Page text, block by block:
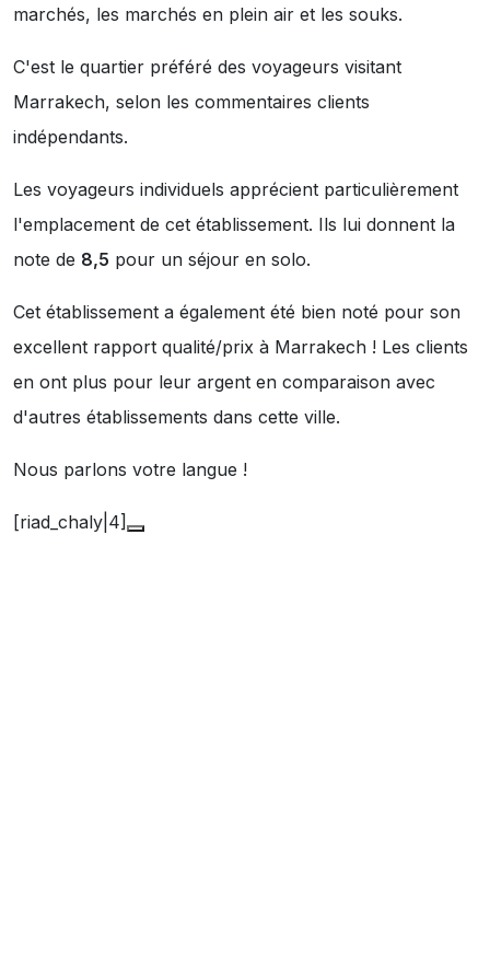
marchés, les marchés en plein air et les souks.
C'est le quartier préféré des voyageurs visitant
Marrakech, selon les commentaires clients
indépendants.
Les voyageurs individuels apprécient particulièrement
l'emplacement de cet établissement. Ils lui donnent la
note de 8,5 pour un séjour en solo.
Cet établissement a également été bien noté pour son
excellent rapport qualité/prix à Marrakech ! Les clients
en ont plus pour leur argent en comparaison avec
d'autres établissements dans cette ville.
Nous parlons votre langue !
[riad_chaly|4]